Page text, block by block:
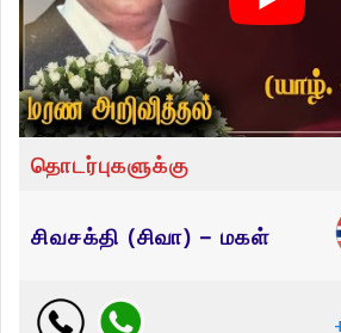
தொடர்புகளுக்கு
சிவசக்தி (சிவா) – மகள்